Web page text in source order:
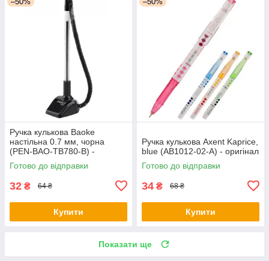
Ручка кулькова Baoke
настільна 0.7 мм, чорна
(PEN-BAO-TB780-B) -
оригінал
Готово до відправки
32 ₴ 64 ₴
Купити
Ручка кулькова Axent Kaprice,
blue (AB1012-02-А) - оригінал
Готово до відправки
34 ₴ 68 ₴
Купити
Показати ще